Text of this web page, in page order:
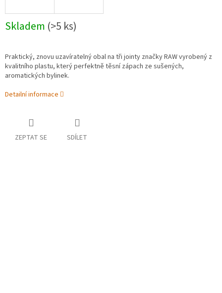
Skladem (>5 ks)
Praktický, znovu uzavíratelný obal na tři jointy značky RAW vyrobený z
kvalitního plastu, který perfektně těsní zápach ze sušených,
aromatických bylinek.
Detailní informace
ZEPTAT SE SDÍLET